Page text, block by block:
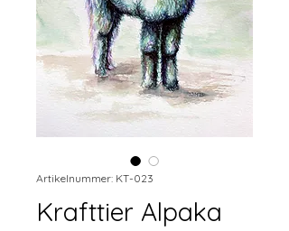
Artikelnummer: KT-023
Krafttier Alpaka